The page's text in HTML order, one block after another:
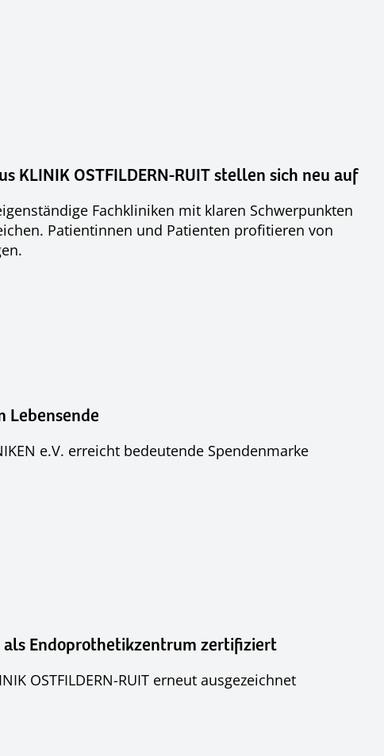
OSTFILDERN-RUIT stellen sich neu auf
Fachkliniken mit klaren Schwerpunkten
Patientinnen und Patienten profitieren von
Lebensende
e.V. erreicht bedeutende Spendenmarke
Endoprothetikzentrum zertifiziert
OSTFILDERN-RUIT erneut ausgezeichnet